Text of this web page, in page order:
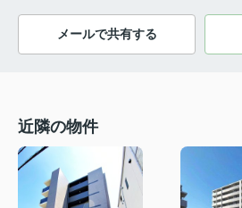
メールで共有する
近隣の物件